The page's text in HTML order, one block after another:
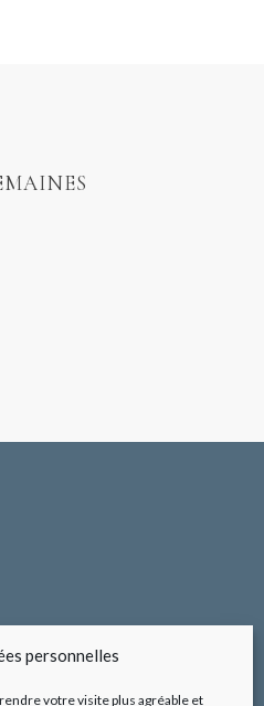
personnelles
votre visite plus agréable et